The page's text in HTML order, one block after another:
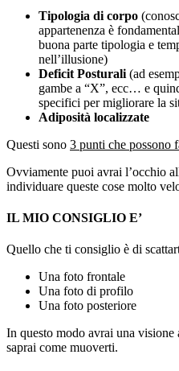
Tipologia di corpo
appartenenza è
buona parte tipologia e
nell’illusione)
Deficit Posturali (ad
gambe a “X”, ecc… e
specifici per migliorare la
Adiposità localizzate
Questi sono 3 punti che possono
Ovviamente puoi avrai l’occhio
individuare queste cose molto
IL MIO CONSIGLIO E’
Quello che ti consiglio è di
Una foto frontale
Una foto di profilo
Una foto posteriore
In questo modo avrai una visione
saprai come muoverti.